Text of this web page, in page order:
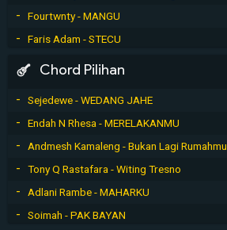
Fourtwnty - MANGU
Faris Adam - STECU
Chord Pilihan
Sejedewe - WEDANG JAHE
Endah N Rhesa - MERELAKANMU
Andmesh Kamaleng - Bukan Lagi Rumahmu
Tony Q Rastafara - Witing Tresno
Adlani Rambe - MAHARKU
Soimah - PAK BAYAN